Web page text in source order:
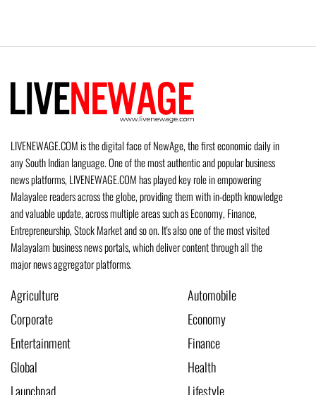
LIVENEWAGE.COM is the digital face of NewAge, the first economic daily in
any South Indian language. One of the most authentic and popular business
news platforms, LIVENEWAGE.COM has played key role in empowering
Malayalee readers across the globe, providing them with in-depth knowledge
and valuable update, across multiple areas such as Economy, Finance,
Entrepreneurship, Stock Market and so on. It's also one of the most visited
Malayalam business news portals, which deliver content through all the
major news aggregator platforms.
Agriculture
Automobile
Corporate
Economy
Entertainment
Finance
Global
Health
Launchpad
Lifestyle